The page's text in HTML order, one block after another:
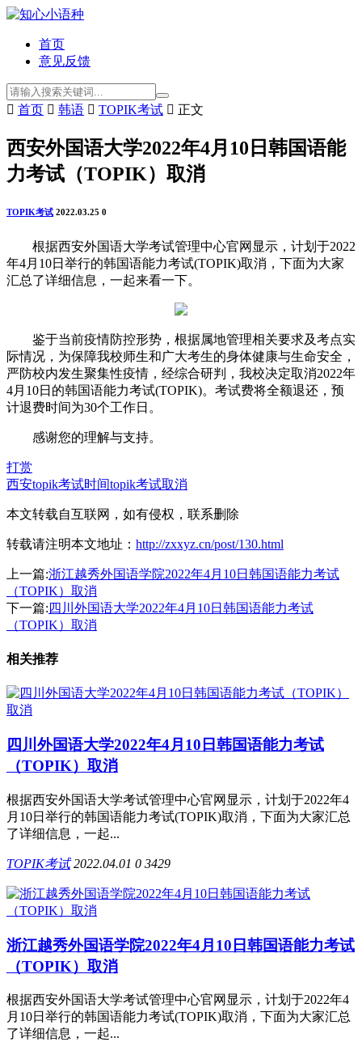
首页
意见反馈
 首页  韩语  TOPIK考试  正文
西安外国语大学2022年4月10日韩国语能
力考试（TOPIK）取消
TOPIK考试 2022.03.25 0
根据西安外国语大学考试管理中心官网显示，计划于2022
年4月10日举行的韩国语能力考试(TOPIK)取消，下面为大家
汇总了详细信息，一起来看一下。
鉴于当前疫情防控形势，根据属地管理相关要求及考点实
际情况，为保障我校师生和广大考生的身体健康与生命安全，
严防校内发生聚集性疫情，经综合研判，我校决定取消2022年
4月10日的韩国语能力考试(TOPIK)。考试费将全额退还，预
计退费时间为30个工作日。
感谢您的理解与支持。
打赏
西安topik考试时间topik考试取消
本文转载自互联网，如有侵权，联系删除
转载请注明本文地址： http://zxxyz.cn/post/130.html
上一篇:浙江越秀外国语学院2022年4月10日韩国语能力考试
（TOPIK）取消
下一篇: 四川外国语大学2022年4月10日韩国语能力考试
（TOPIK）取消
相关推荐
四川外国语大学2022年4月10日韩国语能力考试
（TOPIK）取消
根据西安外国语大学考试管理中心官网显示，计划于2022年4
月10日举行的韩国语能力考试(TOPIK)取消，下面为大家汇总
了详细信息，一起...
TOPIK考试 2022.04.01 0 3429
浙江越秀外国语学院2022年4月10日韩国语能力考试
（TOPIK）取消
根据西安外国语大学考试管理中心官网显示，计划于2022年4
月10日举行的韩国语能力考试(TOPIK)取消，下面为大家汇总
了详细信息，一起...